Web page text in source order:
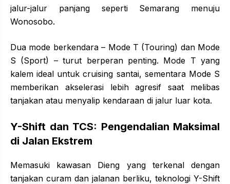
jalur-jalur panjang seperti Semarang menuju
Wonosobo.
Dua mode berkendara – Mode T (Touring) dan Mode
S (Sport) – turut berperan penting. Mode T yang
kalem ideal untuk cruising santai, sementara Mode S
memberikan akselerasi lebih agresif saat melibas
tanjakan atau menyalip kendaraan di jalur luar kota.
Y-Shift dan TCS: Pengendalian Maksimal
di Jalan Ekstrem
Memasuki kawasan Dieng yang terkenal dengan
tanjakan curam dan jalanan berliku, teknologi Y-Shift